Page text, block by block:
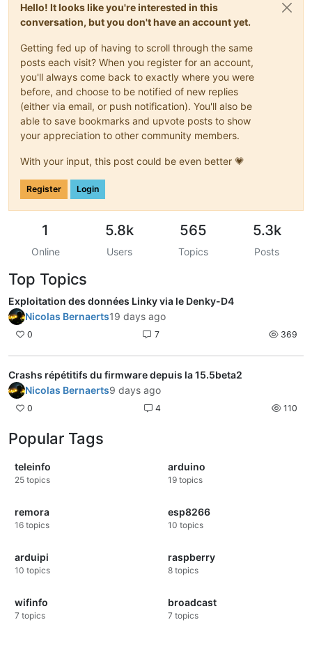
Hello! It looks like you're interested in this
conversation, but you don't have an account yet.
Getting fed up of having to scroll through the same
posts each visit? When you register for an account,
you'll always come back to exactly where you were
before, and choose to be notified of new replies
(either via email, or push notification). You'll also be
able to save bookmarks and upvote posts to show
your appreciation to other community members.
With your input, this post could be even better 💗
Register Login
1
Online
5.8k
Users
565
Topics
5.3k
Posts
Top Topics
Exploitation des données Linky via le Denky-D4
Nicolas Bernaerts19 days ago
0 7 369
Crashs répétitifs du firmware depuis la 15.5beta2
Nicolas Bernaerts9 days ago
0 4 110
Popular Tags
teleinfo
25 topics
arduino
19 topics
remora
16 topics
esp8266
10 topics
arduipi
10 topics
raspberry
8 topics
wifinfo
7 topics
broadcast
7 topics